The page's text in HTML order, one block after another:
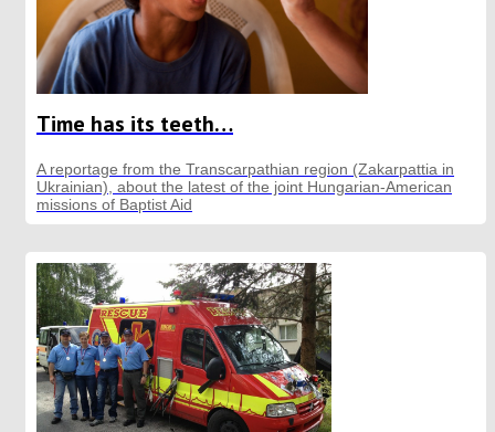
Time has its teeth…
A reportage from the Transcarpathian region (Zakarpattia in
Ukrainian), about the latest of the joint Hungarian-American
missions of Baptist Aid